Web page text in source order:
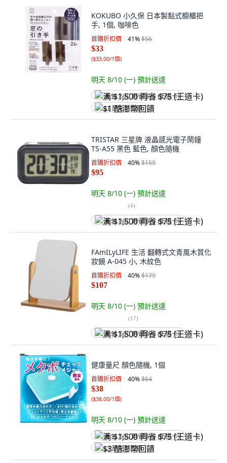
KOKUBO 小久保 日本製黏式櫥櫃把
手, 1個, 咖啡色
首購折扣價 41%$56
$33
($33.00/1個)
明天 8/10 (一) 預計送達
满 $1,500 再省 $75 (王道卡)
$1 酷澎幣回饋
TRISTAR 三星牌 液晶感光電子鬧鐘
TS-A55 黑色 藍色, 顏色隨機
首購折扣價 40%$159
$95
明天 8/10 (一) 預計送達
(4)
满 $1,500 再省 $75 (王道卡)
FAmILyLIFE 生活 翻轉式文青風木質化
妝鏡 A-045 小, 木紋色
首購折扣價 40%$179
$107
明天 8/10 (一) 預計送達
(17)
满 $1,500 再省 $75 (王道卡)
健康量尺 顏色隨機, 1個
首購折扣價 40%$64
$38
($38.00/1個)
明天 8/10 (一) 預計送達
满 $1,500 再省 $75 (王道卡)
$3 酷澎幣回饋